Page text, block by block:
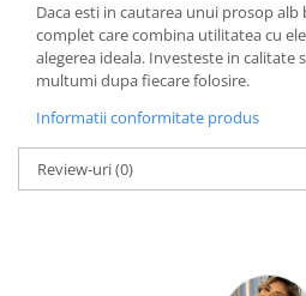
Daca esti in cautarea unui prosop
complet care combina utilitatea cu
alegerea ideala. Investeste in calitate
multumi dupa fiecare folosire.
Informatii conformitate produs
Review-uri(0)